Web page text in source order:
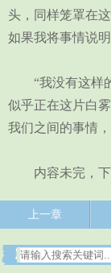
头，同样笼罩在
如果我将事情说
“我没有这样的
似乎正在这片白
我们之间的事情
内容未完，下
上一章